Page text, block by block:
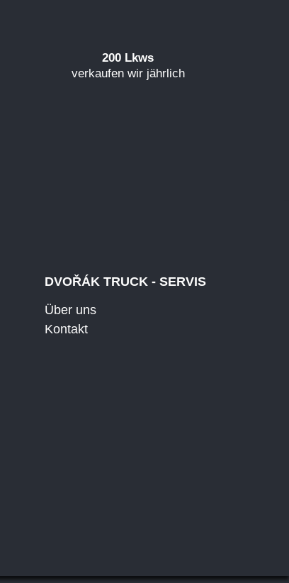
200 Lkws
verkaufen wir jährlich
DVOŘÁK TRUCK - SERVIS
Über uns
Kontakt